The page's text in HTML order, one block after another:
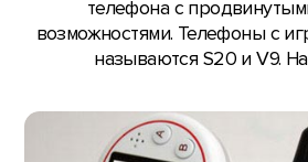
телефона с
возможностями. Телефоны с
называются S20 и V9.